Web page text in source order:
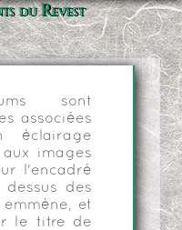
du Revest
sont
associées
éclairage
images
l'encadré
des
et
le titre de